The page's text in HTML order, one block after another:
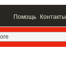
Помощь Контакты